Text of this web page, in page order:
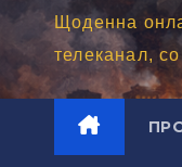
Щоденна
телеканал,